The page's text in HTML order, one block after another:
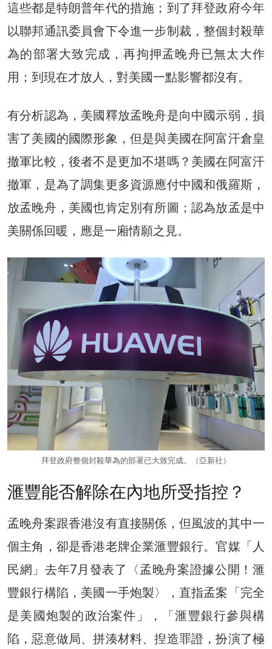
這些都是特朗普年代的措施；到了拜登政府今年
以聯邦通訊委員會下令進一步制裁，整個封殺華
為的部署大致完成，再拘押孟晚舟已無太大作
用；到現在才放人，對美國一點影響都沒有。
有分析認為，美國釋放孟晚舟是向中國示弱，損
害了美國的國際形象，但是與美國在阿富汗倉皇
撤軍比較，後者不是更加不堪嗎？美國在阿富汗
撤軍，是為了調集更多資源應付中國和俄羅斯，
放孟晚舟，美國也肯定別有所圖；認為放孟是中
美關係回暖，應是一廂情願之見。
拜登政府整個封殺華為的部署已大致完成。（亞新社）
滙豐能否解除在內地所受指控？
孟晚舟案跟香港沒有直接關係，但風波的其中一
個主角，卻是香港老牌企業滙豐銀行。官媒「人
民網」去年7月發表了〈孟晚舟案證據公開！滙
豐銀行構陷，美國一手炮製〉，直指孟案「完全
是美國炮製的政治案件」，「滙豐銀行參與構
陷，惡意做局、拼湊材料、揑造罪證，扮演了極